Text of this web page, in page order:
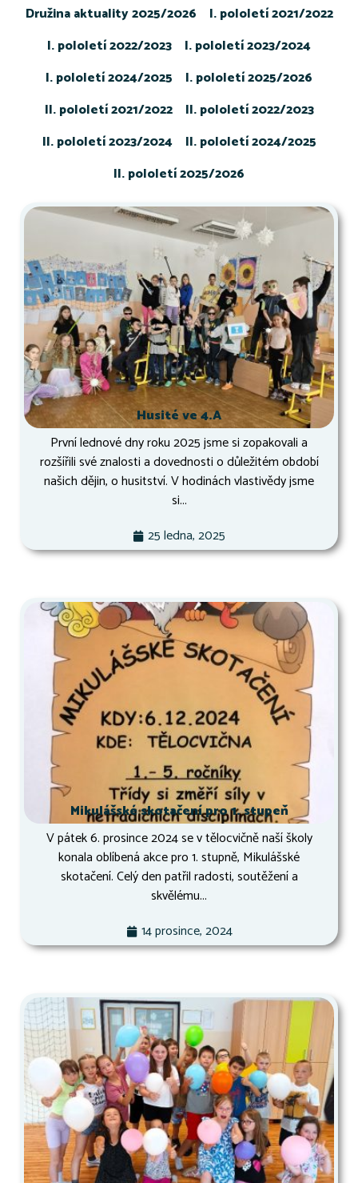
Družina aktuality 2025/2026
I. pololetí 2021/2022
I. pololetí 2022/2023
I. pololetí 2023/2024
I. pololetí 2024/2025
I. pololetí 2025/2026
II. pololetí 2021/2022
II. pololetí 2022/2023
II. pololetí 2023/2024
II. pololetí 2024/2025
II. pololetí 2025/2026
Husité ve 4.A
První lednové dny roku 2025 jsme si zopakovali a
rozšířili své znalosti a dovednosti o důležitém období
našich dějin, o husitství. V hodinách vlastivědy jsme
si...
25 ledna, 2025
Mikulášské skotačení pro 1. stupeň
V pátek 6. prosince 2024 se v tělocvičně naší školy
konala oblíbená akce pro 1. stupně, Mikulášské
skotačení. Celý den patřil radosti, soutěžení a
skvělému...
14 prosince, 2024